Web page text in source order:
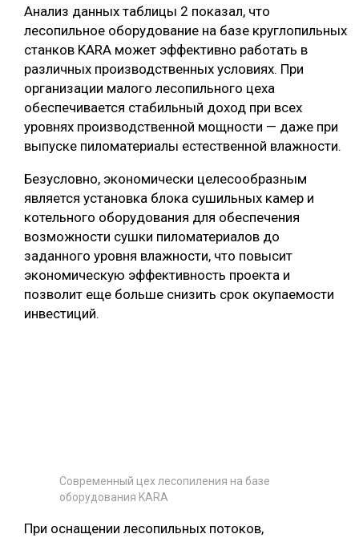
Анализ данных таблицы 2 показал, что
лесопильное оборудование на базе круглопильных
станков KARA может эффективно работать в
различных производственных условиях. При
организации малого лесопильного цеха
обеспечивается стабильный доход при всех
уровнях производственной мощности — даже при
выпуске пиломатериалы естественной влажности.
Безусловно, экономически целесообразным
является установка блока сушильных камер и
котельного оборудования для обеспечения
возможности сушки пиломатериалов до
заданного уровня влажности, что повысит
экономическую эффективность проекта и
позволит еще больше снизить срок окупаемости
инвестиций.
Современный цех лесопиления на базе
оборудования KARA
При оснащении лесопильных потоков,